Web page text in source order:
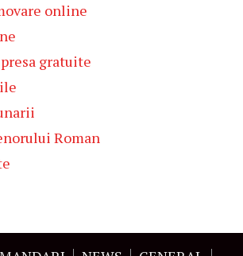
online
gratuite
Roman